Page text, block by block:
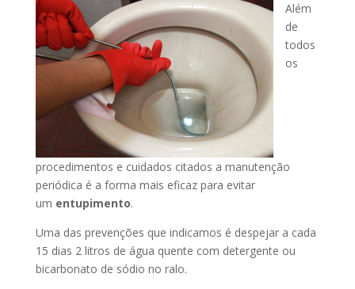
Além
de
todos
os
procedimentos e cuidados citados a manutenção
periódica é a forma mais eficaz para evitar
um entupimento.
Uma das prevenções que indicamos é despejar a cada
15 dias 2 litros de água quente com detergente ou
bicarbonato de sódio no ralo.